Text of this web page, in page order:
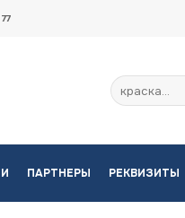
Искать:
ПАРТНЕРЫ РЕКВИЗИТЫ